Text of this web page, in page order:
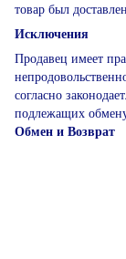
товар был
Исключения
Продавец имеет
согласно
подлежащих
Обмен и Возврат